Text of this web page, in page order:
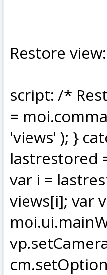
Restore view:
script: /*
=
'views' ); }
lastrestored
var i =
views[i]; var